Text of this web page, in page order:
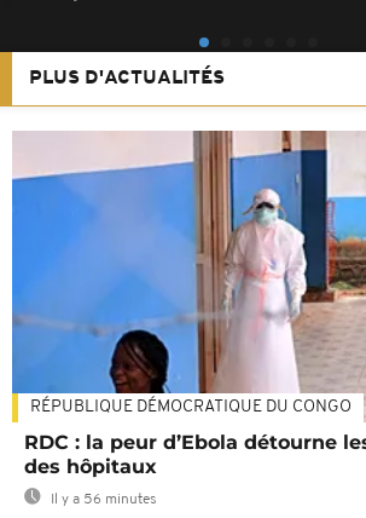
PLUS D'ACTUALITÉS
RÉPUBLIQUE DÉMOCRATIQUE DU CONGO
RDC : la peur d’Ebola détourne
des hôpitaux
Il y a 56 minutes